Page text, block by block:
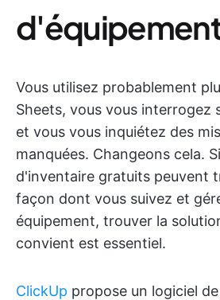
Vous utilisez probablement
Sheets, vous vous interrogez
et vous vous inquiétez des
manquées. Changeons cela.
d'inventaire gratuits peuvent
façon dont vous suivez et
équipement, trouver la
convient est essentiel.
ClickUp propose un logiciel